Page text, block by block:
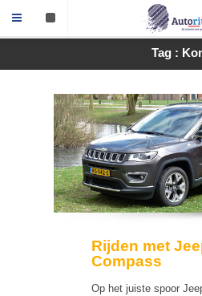
Tag :
Rijden met
Compass
Op het juiste spoor